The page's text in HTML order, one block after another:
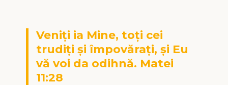
Veniţi ia Mine, toţi cei
trudiţi şi împovăraţi, şi Eu
vă voi da odihnă. Matei
11:28